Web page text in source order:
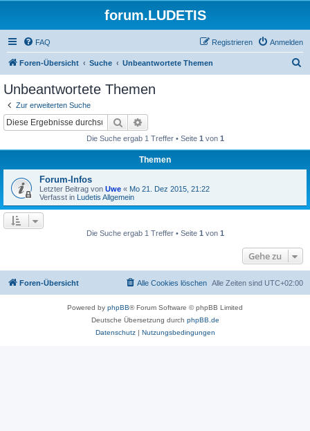
forum.LUDETIS
FAQ Anmelden
Registrieren
Foren-Übersicht Suche Unbeantwortete Themen
Unbeantwortete Themen
Zur erweiterten Suche
Suche
Die Suche ergab 1 Treffer • Seite 1 von 1
Themen
Forum-Infos
Letzter Beitrag von Uwe « Mo 21. Dez 2015, 21:22
Verfasst in Ludetis Allgemein
Die Suche ergab 1 Treffer • Seite 1 von 1
Gehe zu
Foren-Übersicht Alle Zeiten sind UTC+02:00
Alle Cookies löschen
Powered by phpBB® Forum Software © phpBB Limited
Deutsche Übersetzung durch phpBB.de
Datenschutz| Nutzungsbedingungen